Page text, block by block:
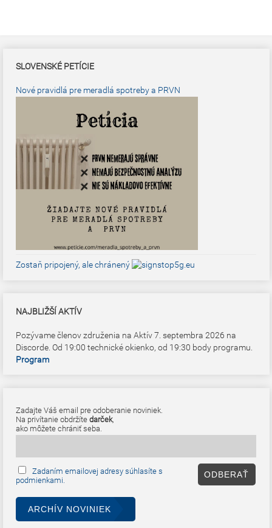
SLOVENSKÉ PETÍCIE
Nové pravidlá pre meradlá spotreby a PRVN
Zostaň pripojený, ale chránený
NAJBLIŽŠÍ AKTÍV
Pozývame členov združenia na Aktív 7. septembra 2026 na
Discorde. Od 19:00 technické okienko, od 19:30 body programu.
Program
Zadajte Váš email pre odoberanie noviniek.
Na privítanie obdržítedarček,
ako môžete chrániť seba.
Zadaním emailovej adresy súhlasíte s
podmienkami.
ARCHÍV NOVINIEK